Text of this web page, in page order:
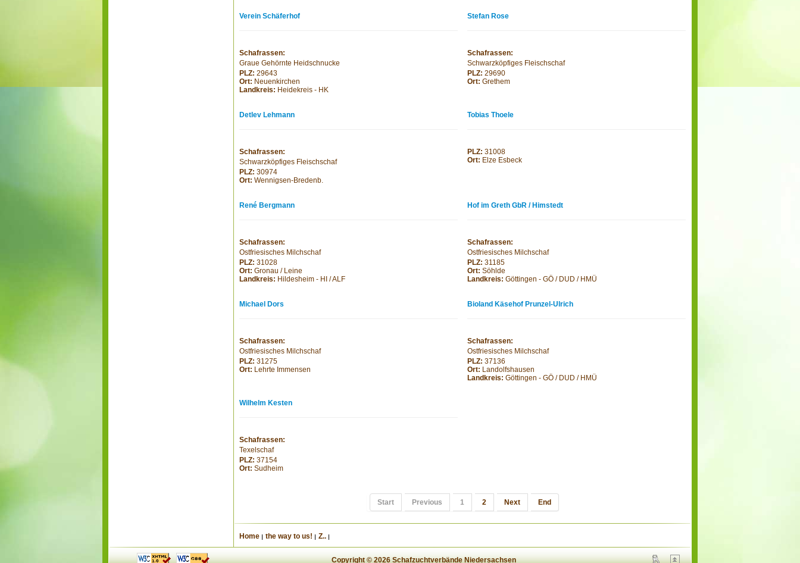
Verein Schäferhof
Schafrassen:
Graue Gehörnte Heidschnucke
PLZ: 29643
Ort: Neuenkirchen
Landkreis: Heidekreis - HK
Stefan Rose
Schafrassen:
Schwarzköpfiges Fleischschaf
PLZ: 29690
Ort: Grethem
Detlev Lehmann
Schafrassen:
Schwarzköpfiges Fleischschaf
PLZ: 30974
Ort: Wennigsen-Bredenb.
Tobias Thoele
PLZ: 31008
Ort: Elze Esbeck
René Bergmann
Schafrassen:
Ostfriesisches Milchschaf
PLZ: 31028
Ort: Gronau / Leine
Landkreis: Hildesheim - HI / ALF
Hof im Greth GbR / Himstedt
Schafrassen:
Ostfriesisches Milchschaf
PLZ: 31185
Ort: Söhlde
Landkreis: Göttingen - GÖ / DUD / HMÜ
Michael Dors
Schafrassen:
Ostfriesisches Milchschaf
PLZ: 31275
Ort: Lehrte Immensen
Bioland Käsehof Prunzel-Ulrich
Schafrassen:
Ostfriesisches Milchschaf
PLZ: 37136
Ort: Landolfshausen
Landkreis: Göttingen - GÖ / DUD / HMÜ
Wilhelm Kesten
Schafrassen:
Texelschaf
PLZ: 37154
Ort: Sudheim
Start Previous 1 2 Next End
Home the way to us! Z..
Copyright © 2026 Schafzuchtverbände Niedersachsen